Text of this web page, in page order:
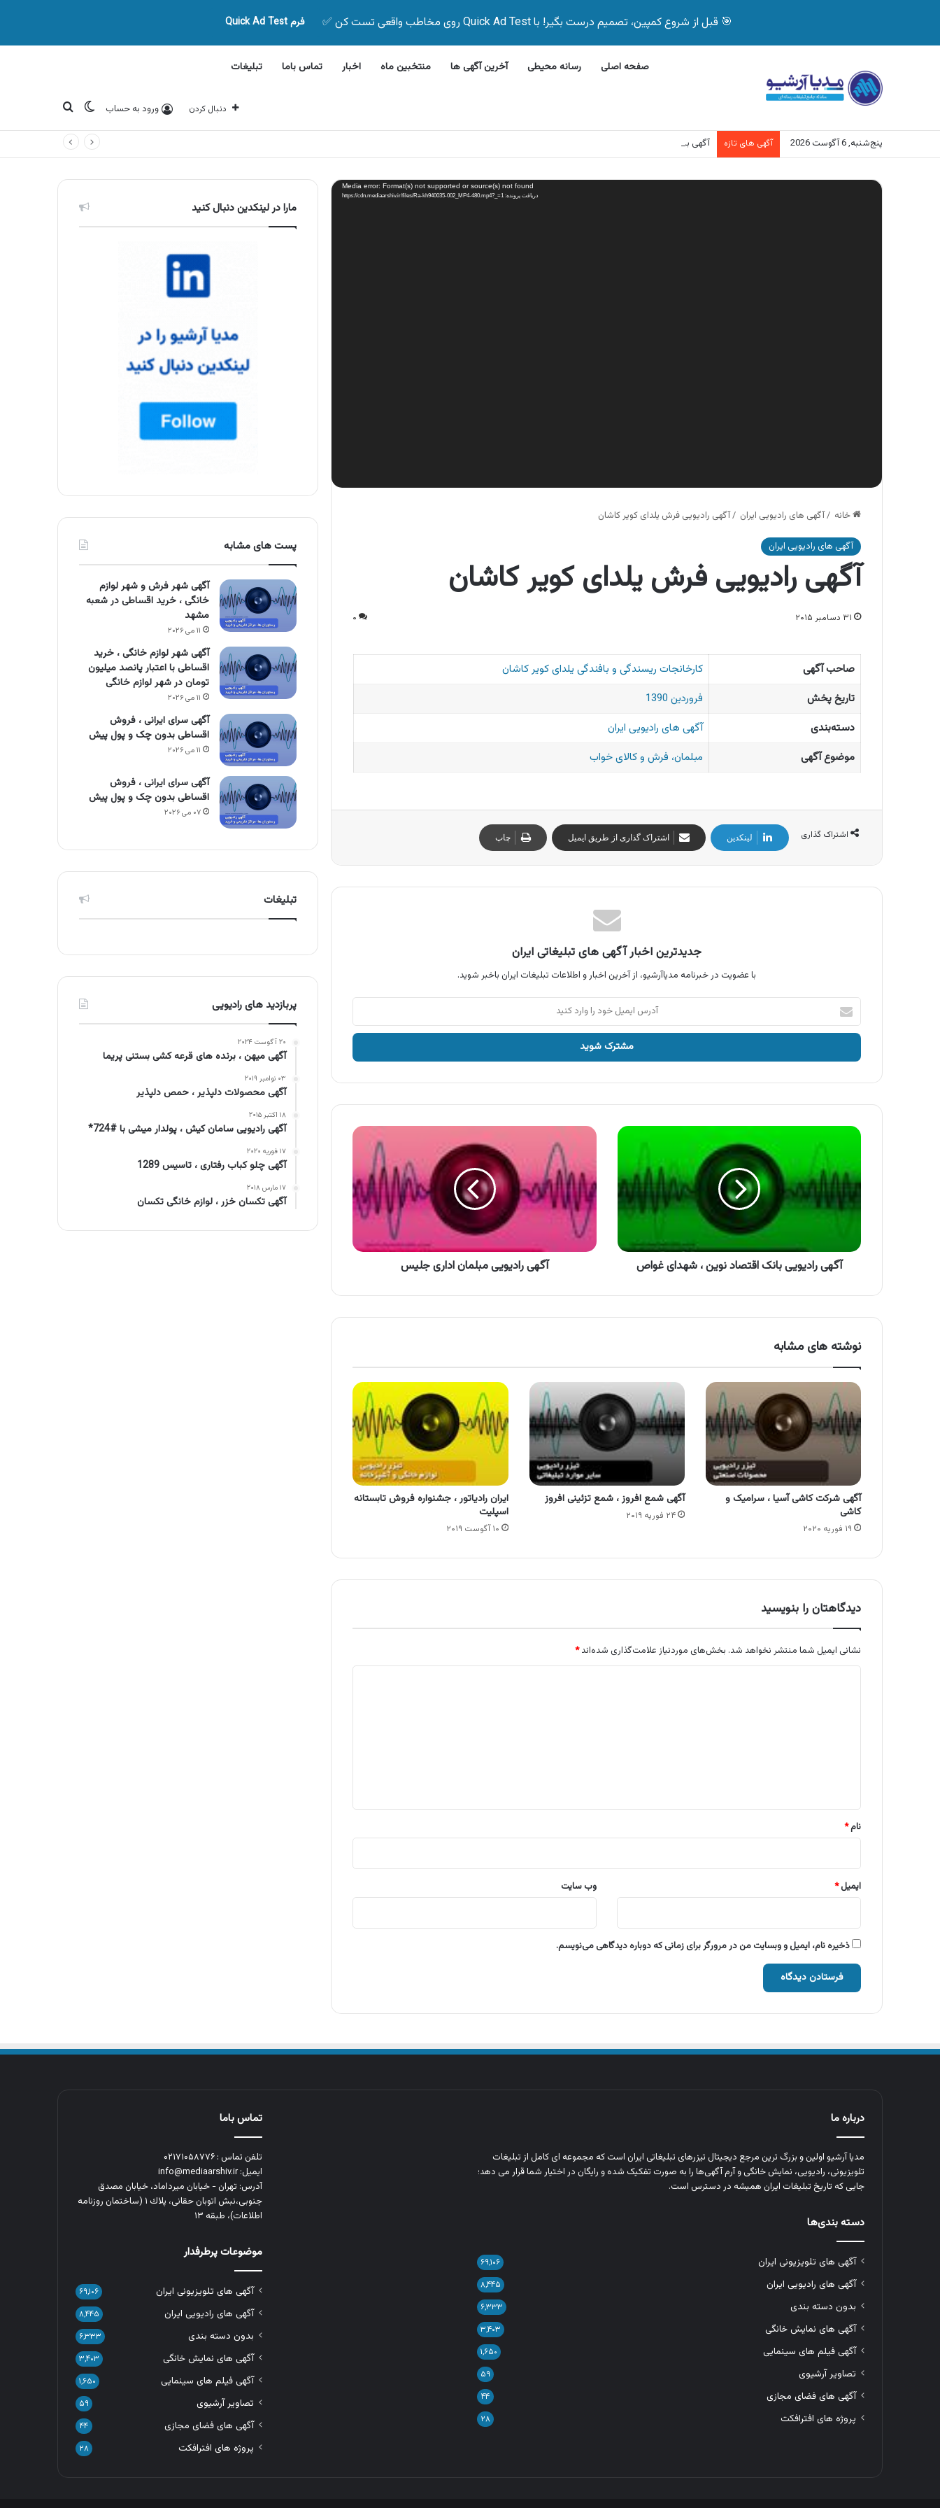
🎯 قبل از شروع کمپین، تصمیم درست بگیر! با Quick Ad Test روی مخاطب واقعی تست کن ✅ فرم Quick Ad Test
صفحه اصلی رسانه محیطی آخرین آگهی ها منتخبین ماه اخبار تماس باما تبلیغات
دنبال کردن ورود به حساب تغییر پوسته
جستجو برای
پنج‌شنبه, 6 آگوست 2026 آگهی های تازه آگهی بیمه دات کام، خرید آنلاین بیمه زیر ۵ دقیقه
نمایشگر
ویدیو Media error: Format(s) not supported or source(s) not found
دریافت پرونده: https://cdn.mediaarshiv.ir/files/Ra-kh940035-002_MP4-480.mp4?_=1
خانه /آگهی های رادیویی ایران /آگهی رادیویی فرش یلدای کویر کاشان
آگهی های رادیویی ایران
آگهی رادیویی فرش یلدای کویر کاشان
۳۱ دسامبر ۲۰۱۵ ۰
صاحب آگهی
کارخانجات ریسندگی و بافندگی یلدای کویر کاشان
تاریخ پخش
فروردین 1390
دسته‌بندی
آگهی های رادیویی ایران
موضوع آگهی
مبلمان، فرش و کالای خواب
اشتراک گذاری لینکدین اشتراک گذاری از طریق ایمیل چاپ
جدیدترین اخبار آگهی های تبلیغاتی ایران
با عضویت در خبرنامه مدیاآرشیو، از آخرین اخبار و اطلاعات تبلیغات ایران باخبر شوید.
آدرس
ایمیل
خود
وارد
آگهی
اقتصاد
نوین
آگهی رادیویی بانک اقتصاد نوین ، شهدای غواص
آگهی
مبلمان
اداری
جلیس
آگهی رادیویی مبلمان اداری جلیس
نوشته های مشابه
آگهی شرکت کاشی آسیا ، سرامیک و
کاشی
۱۹ فوریه ۲۰۲۰
آگهی شمع افروز ، شمع تزئینی افروز
۲۴ فوریه ۲۰۱۹
ایران رادیاتور ، جشنواره فروش تابستانه
اسپلیت‌
۱۰ آگوست ۲۰۱۹
دیدگاهتان را بنویسید
نشانی ایمیل شما منتشر نخواهد شد. بخش‌های موردنیاز علامت‌گذاری شده‌اند*
نام*
ایمیل* وب‌ سایت
ذخیره نام، ایمیل و وبسایت من در مرورگر برای زمانی که دوباره دیدگاهی می‌نویسم.
مارا در لینکدین دنبال کنید
پست های مشابه
آگهی شهر فرش و شهر لوازم
خانگی ، خرید اقساطی در شعبه
مشهد
۱۱ می ۲۰۲۶
آگهی شهر لوازم خانگی ، خرید
اقساطی با اعتبار پانصد میلیون
تومان در شهر لوازم خانگی
۱۱ می ۲۰۲۶
آگهی سرای ایرانی ، فروش
اقساطی بدون چک و پول پیش
۱۱ می ۲۰۲۶
آگهی سرای ایرانی ، فروش
اقساطی بدون چک و پول پیش
۰۷ می ۲۰۲۶
تبلیغات
پربازدید های رادیویی
۲۰ آگوست ۲۰۲۴
آگهی میهن ، برنده های قرعه کشی بستنی پریما
۰۳ نوامبر ۲۰۱۹
آگهی محصولات دلپذیر ، حمص دلپذیر
۱۸ اکتبر ۲۰۱۵
آگهی رادیویی سامان کیش ، پولدار میشی با #724*
۱۷ فوریه ۲۰۲۰
آگهی چلو کباب رفتاری ، تاسیس 1289
۱۷ مارس ۲۰۱۸
آگهی تکسان خزر ، لوازم خانگی تکسان
درباره ما
مدیا آرشیو اولین و بزرگ‌ ترین مرجع دیجیتال تیزرهای تبلیغاتی ایران است که مجموعه‌ ای کامل از تبلیغات
تلویزیونی، رادیویی، نمایش خانگی و آرم‌ آگهی‌ها را به‌ صورت تفکیک‌ شده و رایگان در اختیار شما قرار می‌ دهد؛
جایی که تاریخ تبلیغات ایران همیشه در دسترس است.
دسته بندی‌ها
آگهی های تلویزیونی ایران ۶۹,۱۰۶
آگهی های رادیویی ایران ۸,۴۴۵
بدون دسته بندی ۶,۳۳۳
آگهی های نمایش خانگی ۳,۴۰۳
آگهی فیلم های سینمایی ۱,۶۵۰
تصاویر آرشیوی ۵۹
آگهی های فضای مجازی ۴۴
پروژه های افترافکت ۲۸
تماس باما
تلفن تماس : ۰۲۱۷۱۰۵۸۷۷۶
ایمیل: info@mediaarshiv.ir
آدرس: تهران - خیابان میرداماد، خیابان مصدق
جنوبی،نبش اتوبان حقانی، پلاك ١ (ساختمان روزنامه
اطلاعات)، طبقه ۱۳
موضوعات پرطرفدار
آگهی های تلویزیونی ایران ۶۹,۱۰۶
آگهی های رادیویی ایران ۸,۴۴۵
بدون دسته بندی ۶,۳۳۳
آگهی های نمایش خانگی ۳,۴۰۳
آگهی فیلم های سینمایی ۱,۶۵۰
تصاویر آرشیوی ۵۹
آگهی های فضای مجازی ۴۴
پروژه های افترافکت ۲۸